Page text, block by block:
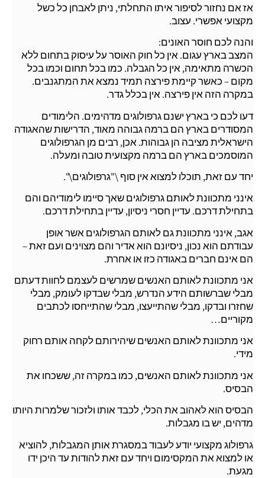
אז אם נחזור לסיפור איתו התחלתי, ניתן לאבחן כל כשל
מקצועי אפשרי. עצוב.
והנה לכם חוסר האונים:
המצב בארץ עגום. אין כל חוק האוסר על עיסוק בתחום ללא
הכשרה מתאימה, אין כל הגבלה. כמו בכל תחום וכמו בכל
מקום – כאשר קיימת פירצה תמיד נמצא את המתגנבים.
במקרה הזה אין פירצה. אין בכלל גדר.
דעו לכם כי בארץ ישנם גרפולוגים מדהימים. הלימודים
המסודרים בארץ הם ברמה גבוהה מאוד, הדרישות שהאגודה
הישראלית מציבה הן גבוהות. אכן, רבים מן הגרפולוגים
המוסמכים בארץ הם ברמה מקצועית טובה ומעלה.
יחד עם זאת, תוכלו למצוא אין סוף \"גרפולוגים\".
אינני מתכוונת לאותם גרפולוגים שאך סיימו לימודיהם והם
בתחילת דרכם. עדיין חסרי ניסיון, עדיין בתחילת דרכם.
אגב, אינני מתכוונת גם לאותם הגרפולוגים אשר אופן
עבודתם הוא נכון, ניסיונם הוא אדיר והם מצוינים ועם זאת –
הם אינם חברים באגודה כזו או אחרת.
אני מתכוונת לאותם האנשים שמרשים לעצמם לחוות דעתם
מבלי שברשותם הידע הנדרש, מבלי שבדקו לעומק, מבלי
שחזרו ובדקו, מבלי שהתייעצו, מבלי שהתייחסו לכתבים
מקוריים…
אני מתכוונת לאותם האנשים שיהירותם לקחה אותם רחוק
מידי.
אני מתכוונת לאותם האנשים, כמו במקרה זה, ששכחו את
הבסיס.
הבסיס הוא לאהוב את הכלי, לכבד אותו ולזכור שלמרות היותו
מדהים, יש בו מגבלות.
גרפולוג מקצועי יודע לעבוד במסגרת אותן המגבלות, להוציא
או למצוא את המקסימום ויחד עם זאת להודות עד היכן ידו
מגעת.